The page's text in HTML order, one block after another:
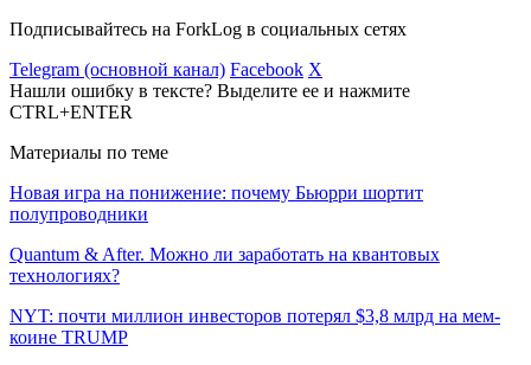
Подписывайтесь на ForkLog в социальных сетях
Telegram (основной канал) Facebook X
Нашли ошибку в тексте? Выделите ее и нажмите
CTRL+ENTER
Материалы по теме
Новая игра на понижение: почему Бьюрри шортит
полупроводники
Quantum & After. Можно ли заработать на квантовых
технологиях?
NYT: почти миллион инвесторов потерял $3,8 млрд на мем-
коине TRUMP